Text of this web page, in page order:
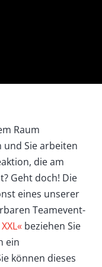
Raum
Sie arbeiten
die am
Geht doch! Die
eines unserer
Teamevent-
beziehen Sie
ein
können dieses